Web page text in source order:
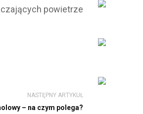
powietrze
NASTĘPNY ARTYKUŁ
– na czym polega?